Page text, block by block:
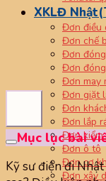
XKLĐ
Đơn điều
Đơn chế
Đơn
Đơn
Đơn may
Đơn giặt
Đơn
Đơn lắp
Đơn kiểm
Đơn ô tô
Đơn cơ
Đơn xây
Mục lục bài
Kỹ sư điện đi